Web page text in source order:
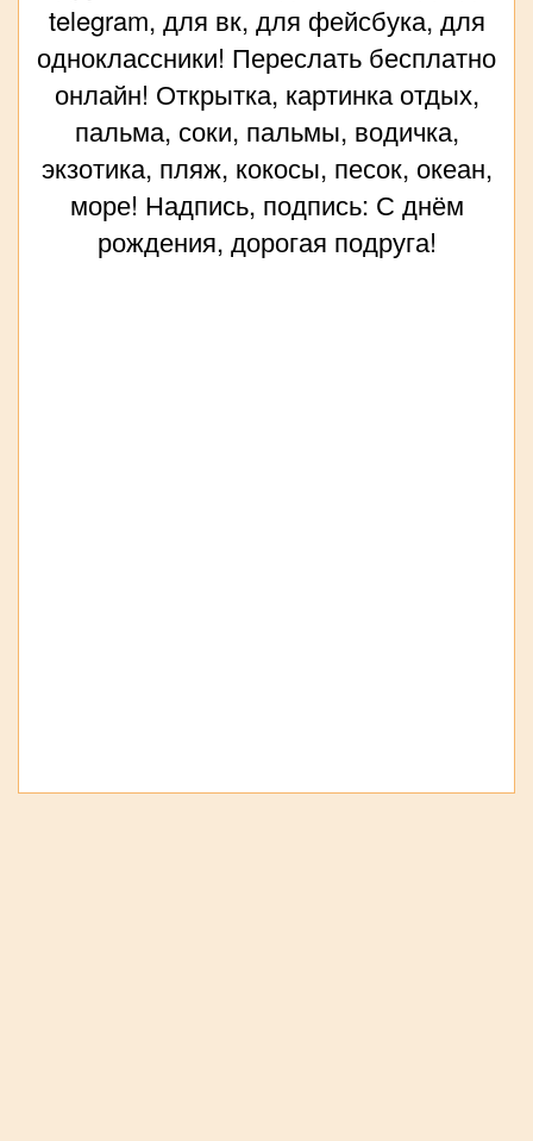
telegram, для вк, для фейсбука, для
одноклассники! Переслать бесплатно
онлайн! Открытка, картинка отдых,
пальма, соки, пальмы, водичка,
экзотика, пляж, кокосы, песок, океан,
море! Надпись, подпись: С днём
рождения, дорогая подруга!